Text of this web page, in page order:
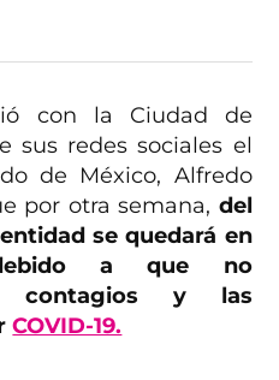
con la Ciudad de
sus redes sociales el
de México, Alfredo
por otra semana, del
se quedará en
a que no
contagios y las
COVID-19.